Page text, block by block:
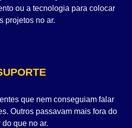
ou a tecnologia para colocar
projetos no ar.
que nem conseguiam falar
Outros passavam mais fora do
do que no ar.